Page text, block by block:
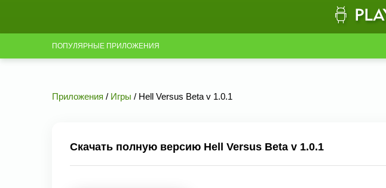
ПОПУЛЯРНЫЕ ПРИЛОЖЕНИЯ
Приложения / Игры / Hell Versus Beta v 1.0.1
Скачать полную версию Hell Versus Beta v 1.0.1